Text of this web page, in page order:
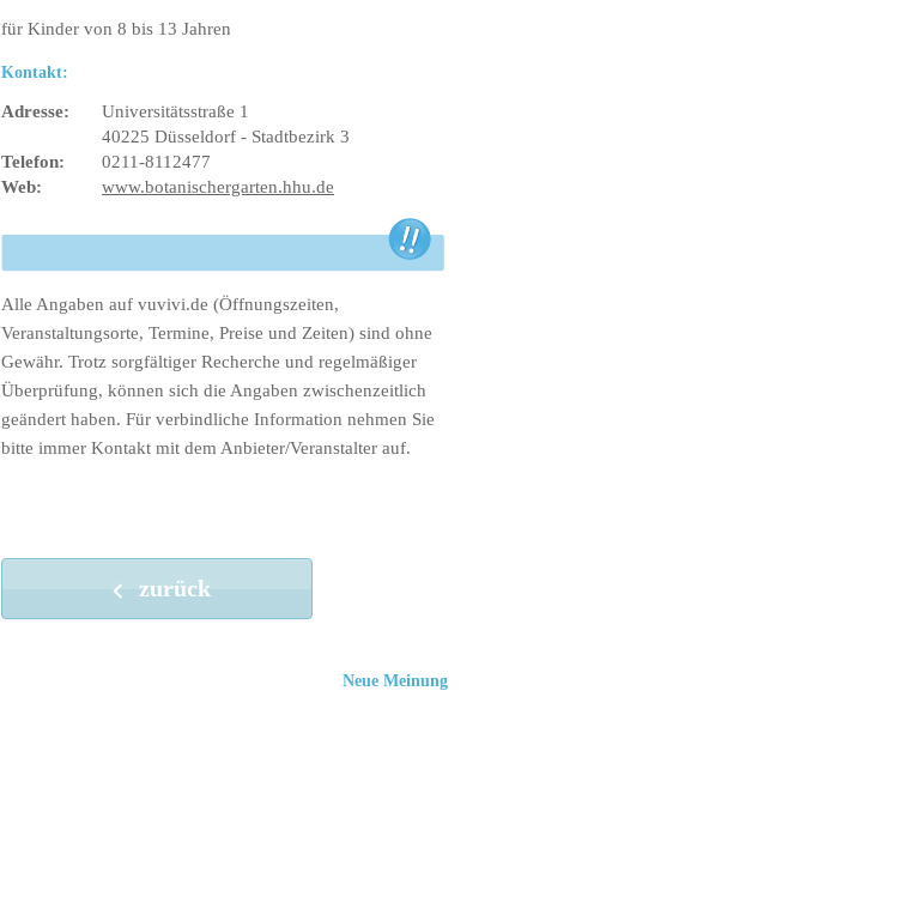
für Kinder von 8 bis 13 Jahren
Kontakt:
Adresse:
Universitätsstraße 1
40225 Düsseldorf - Stadtbezirk 3
Telefon:
0211-8112477
Web:
www.botanischergarten.hhu.de
Alle Angaben auf vuvivi.de (Öffnungszeiten,
Veranstaltungsorte, Termine, Preise und Zeiten) sind ohne
Gewähr. Trotz sorgfältiger Recherche und regelmäßiger
Überprüfung, können sich die Angaben zwischenzeitlich
geändert haben. Für verbindliche Information nehmen Sie
bitte immer Kontakt mit dem Anbieter/Veranstalter auf.
zurück
Neue Meinung